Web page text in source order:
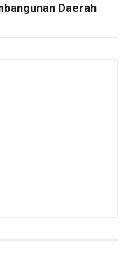
Daerah